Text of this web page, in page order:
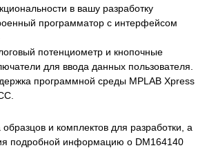
в вашу разработку
программатор с интерфейсом
потенциометр и кнопочные
для ввода данных пользователя.
программной среды MPLAB Xpress
образцов и комплектов для разработки, а
подробной информацию о DM164140